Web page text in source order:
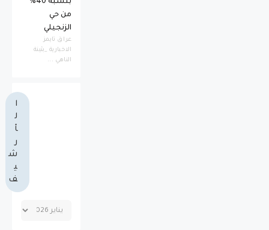
بنسبة 40%
من حي
الزنجيلي
عراق تايمز
الاخبارية _بثينة
الناهي ...
ا
ل
أ
ر
ش
ي
ف